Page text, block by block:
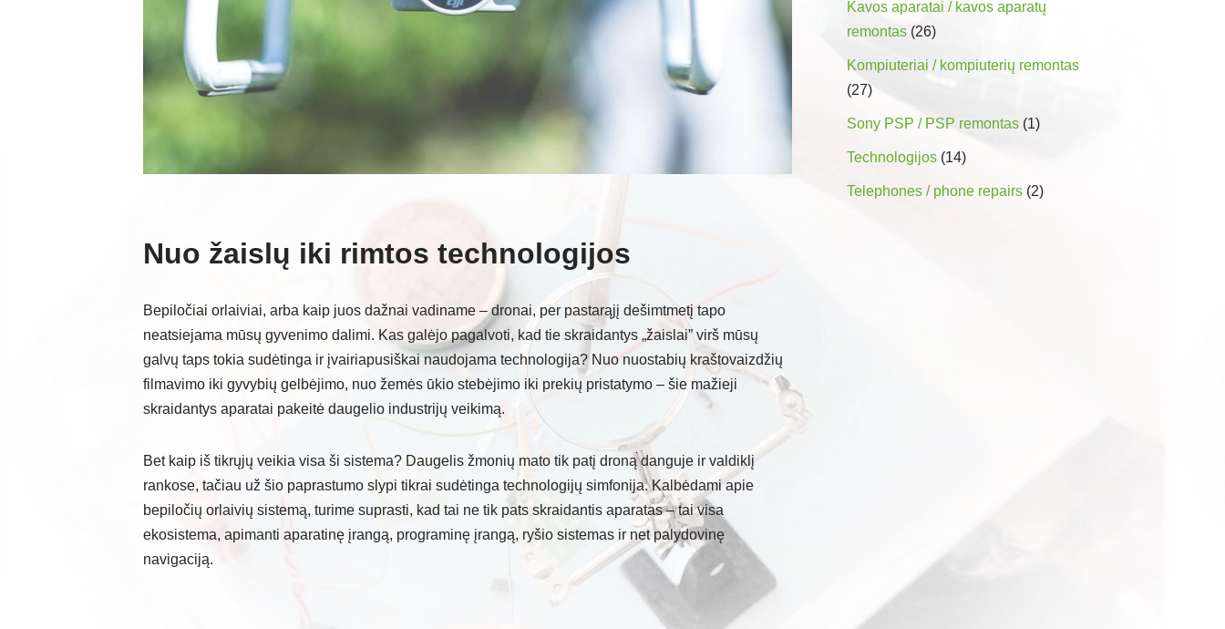
Nuo žaislų iki rimtos technologijos
Bepiločiai orlaiviai, arba kaip juos dažnai vadiname – dronai, per pastarąjį dešimtmetį tapo
neatsiejama mūsų gyvenimo dalimi. Kas galėjo pagalvoti, kad tie skraidantys „žaislai” virš mūsų
galvų taps tokia sudėtinga ir įvairiapusiškai naudojama technologija? Nuo nuostabių kraštovaizdžių
filmavimo iki gyvybių gelbėjimo, nuo žemės ūkio stebėjimo iki prekių pristatymo – šie mažieji
skraidantys aparatai pakeitė daugelio industrijų veikimą.
Bet kaip iš tikrųjų veikia visa ši sistema? Daugelis žmonių mato tik patį droną danguje ir valdiklį
rankose, tačiau už šio paprastumo slypi tikrai sudėtinga technologijų simfonija. Kalbėdami apie
bepiločių orlaivių sistemą, turime suprasti, kad tai ne tik pats skraidantis aparatas – tai visa
ekosistema, apimanti aparatinę įrangą, programinę įrangą, ryšio sistemas ir net palydovinę
navigaciją.
Kavos aparatai / kavos aparatų
remontas (26)
Kompiuteriai / kompiuterių remontas
(27)
Sony PSP / PSP remontas (1)
Technologijos (14)
Telephones / phone repairs (2)